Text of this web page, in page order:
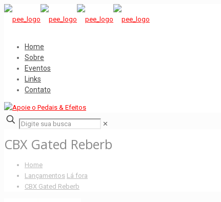
Home
Sobre
Eventos
Links
Contato
✕
CBX Gated Reberb
Home
Lançamentos Lá fora
CBX Gated Reberb